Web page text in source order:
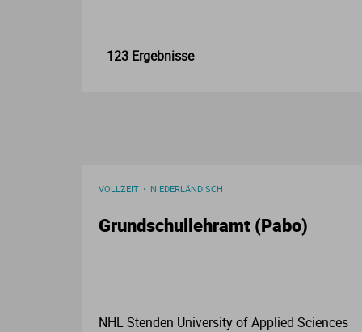
123 Ergebnisse
VOLLZEIT NIEDERLÄNDISCH
Grundschullehramt (Pabo)
NHL Stenden University of Applied Sciences